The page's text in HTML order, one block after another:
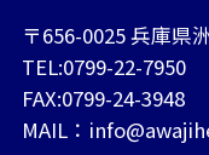
〒656-0025 兵庫県
TEL:0799-22-7950
FAX:0799-24-3948
MAIL：